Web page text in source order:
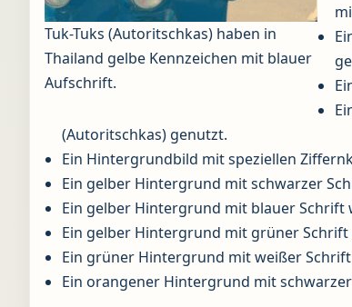
Tuk-Tuks (Autoritschkas) haben in
Thailand gelbe Kennzeichen mit blauer
Aufschrift.
(Autoritschkas) genutzt.
Ein Hintergrundbild mit speziellen
Ein gelber Hintergrund mit schwarzer
Ein gelber Hintergrund mit blauer Schrift
Ein gelber Hintergrund mit grüner
Ein grüner Hintergrund mit weißer
Ein orangener Hintergrund mit